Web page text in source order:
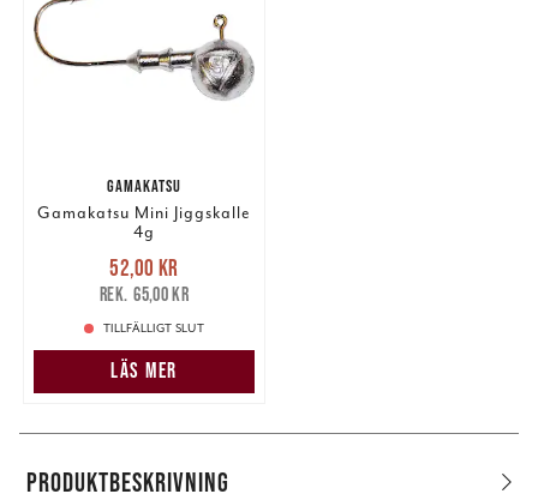
GAMAKATSU
Gamakatsu Mini Jiggskalle
4g
Nuvarande pris
52,00 krTidigare pris
65,00 kr
52,00 kr
65,00 kr
TILLFÄLLIGT SLUT
LÄS MER
PRODUKTBESKRIVNING